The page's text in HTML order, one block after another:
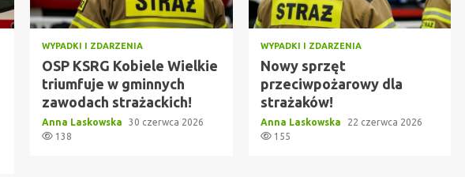
WYPADKI I ZDARZENIA
OSP KSRG Kobiele Wielkie
triumfuje w gminnych
zawodach strażackich!
Anna Laskowska
30 czerwca 2026
138
WYPADKI I ZDARZENIA
Nowy sprzęt
przeciwpożarowy dla
strażaków!
Anna Laskowska
22 czerwca 2026
155